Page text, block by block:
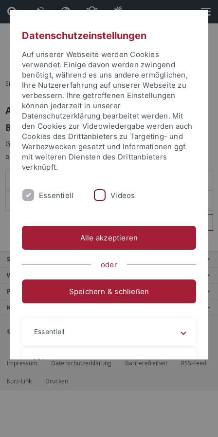
Direkt
zum
Inhalt
Direkt
zur
Fußleiste
Sie sind hier: Startseite
Anmelden
Benutzeranmeldung
Geben Sie Ihren Benutzernamen und Ihr Passwort an um sich
anzumelden:
Service
Weitere Angebote
Portale
Kontaktinfo
© 2026 Eberhard Karls Universität Tübingen, Tübingen
Impressum Datenschutzerklärung Barrierefreiheit RSS-Feed
Kurz-Link Drucken
Datenschutzeinstellungen
Auf unserer Webseite werden Cookies
verwendet. Einige davon werden zwingend
benötigt, während es uns andere ermöglichen,
Ihre Nutzererfahrung auf unserer Webseite zu
verbessern. Ihre getroffenen Einstellungen
können jederzeit in unserer
Datenschutzerklärung bearbeitet werden. Mit
den Cookies zur Videowiedergabe werden auch
Cookies des Drittanbieters zu Targeting- und
Werbezwecken gesetzt und Informationen ggf.
mit weiteren Diensten des Drittanbieters
verknüpft.
Essentiell Videos
Alle akzeptieren
oder
Speichern & schließen
Essentiell
Videos